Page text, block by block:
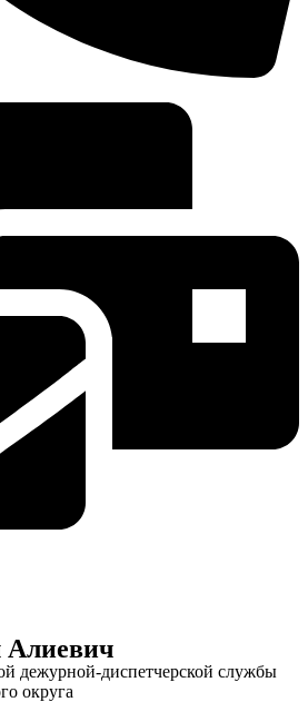
Алиевич
дежурной-диспетчерской службы
округа